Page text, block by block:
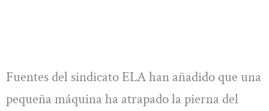
Fuentes del sindicato ELA han añadido que una
pequeña máquina ha atrapado la pierna del